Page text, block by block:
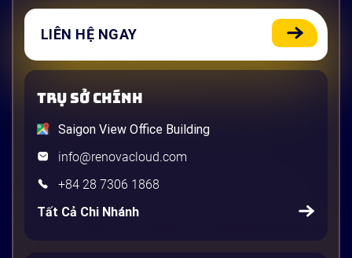
LIÊN HỆ NGAY
TRỤ SỞ CHÍNH
Saigon View Office Building
info@renovacloud.com
+84 28 7306 1868
Tất Cả Chi Nhánh